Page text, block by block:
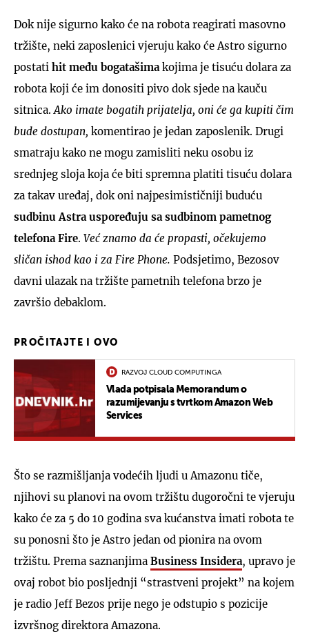
Dok nije sigurno kako će na robota reagirati masovno
tržište, neki zaposlenici vjeruju kako će Astro sigurno
postati hit među bogatašima kojima je tisuću dolara za
robota koji će im donositi pivo dok sjede na kauču
sitnica. Ako imate bogatih prijatelja, oni će ga kupiti čim
bude dostupan, komentirao je jedan zaposlenik. Drugi
smatraju kako ne mogu zamisliti neku osobu iz
srednjeg sloja koja će biti spremna platiti tisuću dolara
za takav uređaj, dok oni najpesimističniji buduću
sudbinu Astra uspoređuju sa sudbinom pametnog
telefona Fire. Već znamo da će propasti, očekujemo
sličan ishod kao i za Fire Phone. Podsjetimo, Bezosov
davni ulazak na tržište pametnih telefona brzo je
završio debaklom.
PROČITAJTE I OVO
RAZVOJ CLOUD COMPUTINGA
Vlada potpisala Memorandum o
razumijevanju s tvrtkom Amazon Web
Services
Što se razmišljanja vodećih ljudi u Amazonu tiče,
njihovi su planovi na ovom tržištu dugoročni te vjeruju
kako će za 5 do 10 godina sva kućanstva imati robota te
su ponosni što je Astro jedan od pionira na ovom
tržištu. Prema saznanjima Business Insidera, upravo je
ovaj robot bio posljednji “strastveni projekt” na kojem
je radio Jeff Bezos prije nego je odstupio s pozicije
izvršnog direktora Amazona.